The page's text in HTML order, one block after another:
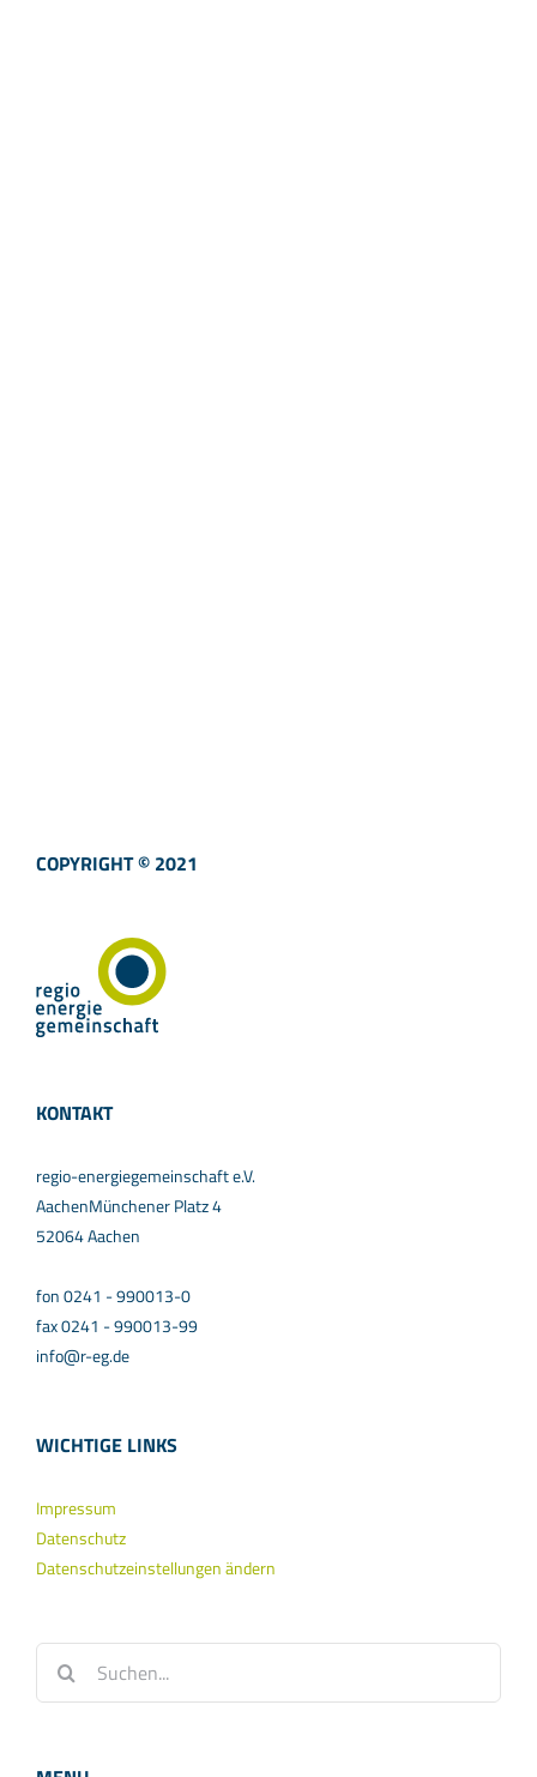
COPYRIGHT © 2021
KONTAKT
regio-energiegemeinschaft e.V.
AachenMünchener Platz 4
52064 Aachen
fon 0241 - 990013-0
fax 0241 - 990013-99
info@r-eg.de
WICHTIGE LINKS
Impressum
Datenschutz
Datenschutzeinstellungen ändern
nach: